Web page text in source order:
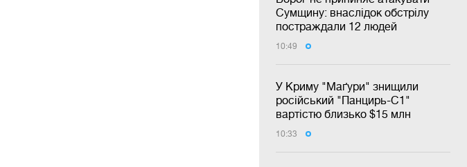
Сумщину: внаслідок обстрілу
постраждали 12 людей
10:49
У Криму "Маґури" знищили
російський "Панцирь-С1"
вартістю близько $15 млн
10:33